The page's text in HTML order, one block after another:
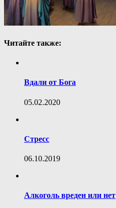
Читайте также:
Вдали от Бога
05.02.2020
Стресс
06.10.2019
Алкоголь вреден или нет